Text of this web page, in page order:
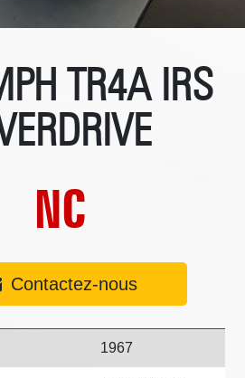
TR4A IRS
NC
Contactez-nous
1967